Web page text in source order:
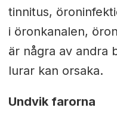
tinnitus,
i öronkanalen,
är några av andra
lurar kan orsaka.
Undvik farorna